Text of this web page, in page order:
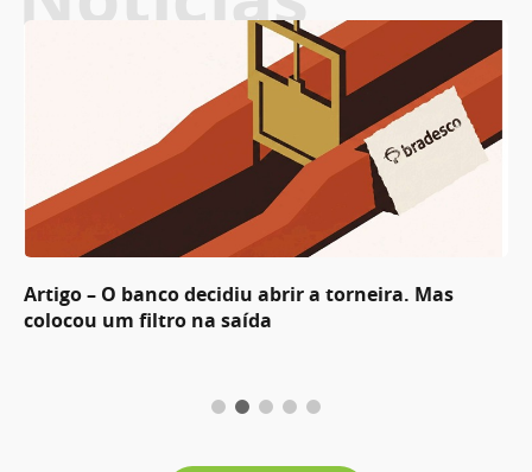
Artigo – O banco decidiu abrir a torneira. Mas
colocou um filtro na saída